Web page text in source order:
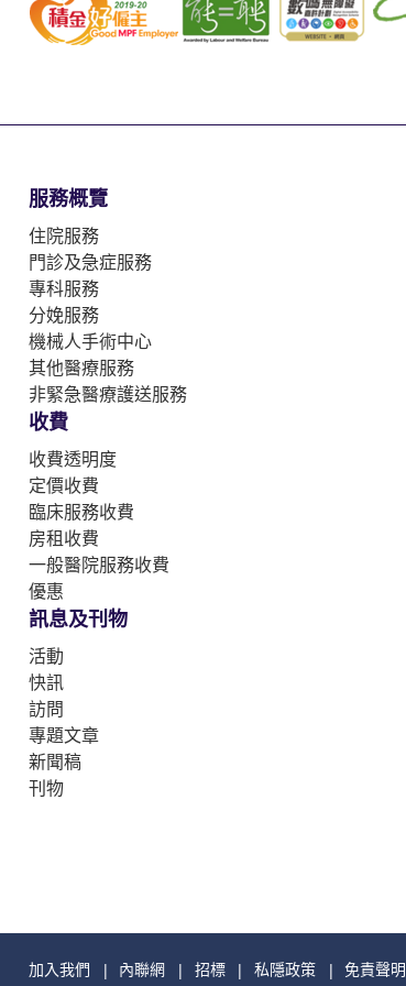
服務概覽
住院服務
門診及急症服務
專科服務
分娩服務
機械人手術中心
其他醫療服務
非緊急醫療護送服務
收費
收費透明度
定價收費
臨床服務收費
房租收費
一般醫院服務收費
優惠
訊息及刊物
活動
快訊
訪問
專題文章
新聞稿
刊物
加入我們 內聯網 招標 私隱政策 免責聲明